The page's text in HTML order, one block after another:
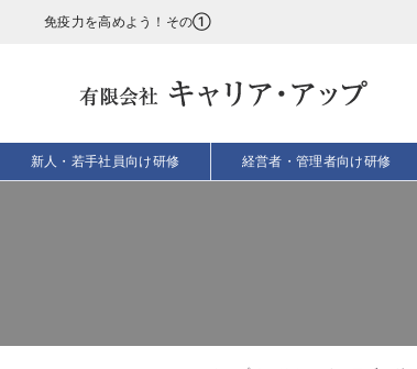
免疫力を高めよう！その①
新人・若手社員向け研修 経営者・管理者向け研修